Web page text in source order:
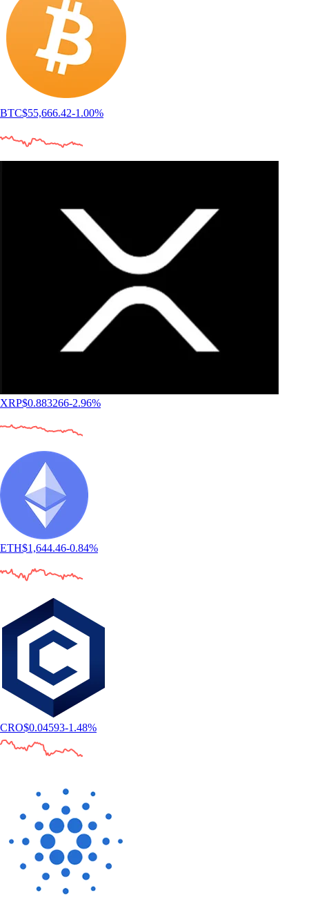
BTC$55,666.42-1.00%
XRP$0.883266-2.96%
ETH$1,644.46-0.84%
CRO$0.04593-1.48%